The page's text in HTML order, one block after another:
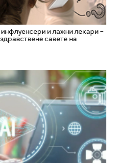
и лажни лекари –
савете на